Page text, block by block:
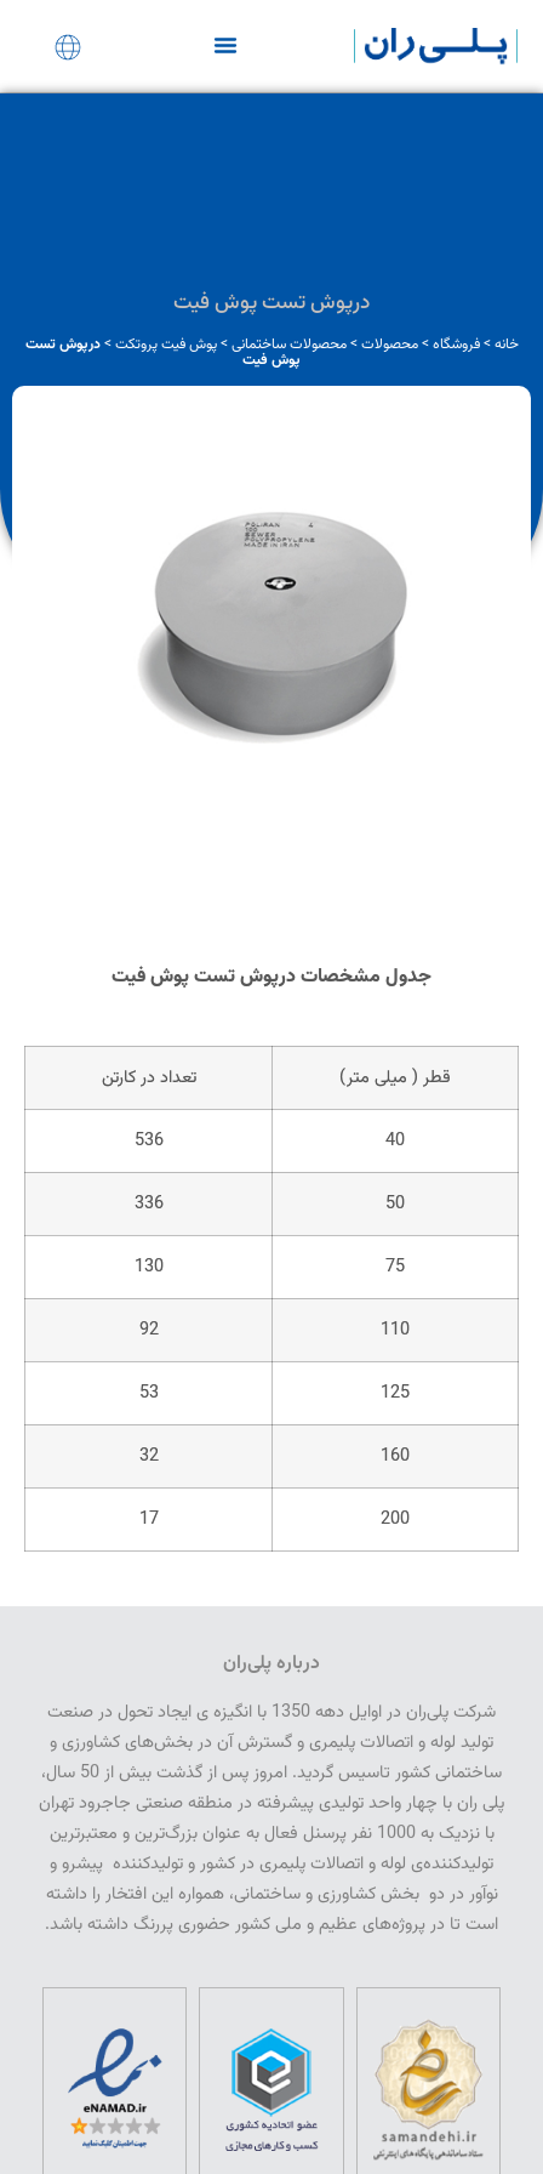
درپوش تست پوش فیت
خانه>فروشگاه>محصولات>محصولات ساختمانی>پوش فیت پروتکت>درپوش تست
پوش فیت
جدول مشخصات درپوش تست پوش فیت
قطر ( میلی متر) تعداد در کارتن
40
536
50
336
75
130
110
92
125
53
160
32
200
17
درباره پلی‌ران
شرکت پلی­‌ران در اوایل دهه 1350 با انگیزه­ ی ایجاد تحول در صنعت
تولید لوله و اتصالات پلیمری و گسترش آن در بخش‌­های کشاورزی و
ساختمانی کشور تاسیس گردید. امروز پس از گذشت بیش از 50 سال­،
پلی­ ران با چهار واحد تولیدی پیشرفته در منطقه صنعتی جاجرود تهران
با نزدیک به 1000 نفر پرسنل فعال به عنوان بزرگ‌ترین و معتبرترین
تولیدکننده‌ی لوله و اتصالات پلیمری در کشور و تولیدکننده پیشرو و
نوآور در دو بخش کشاورزی و ساختمانی، همواره این افتخار را داشته
است تا در پروژه‌های عظیم و ملی کشور حضوری پررنگ داشته باشد.